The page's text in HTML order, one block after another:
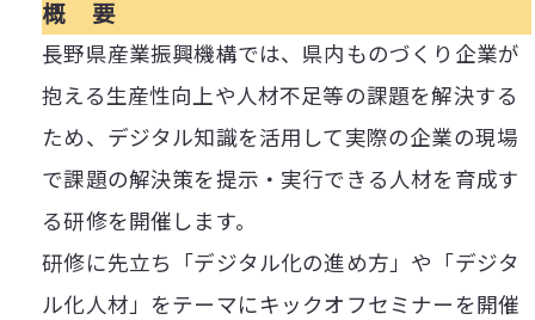
概 要
長野県産業振興機構では、県内ものづくり企業が
抱える生産性向上や人材不足等の課題を解決する
ため、デジタル知識を活用して実際の企業の現場
で課題の解決策を提示・実行できる人材を育成す
る研修を開催します。
研修に先立ち「デジタル化の進め方」や「デジタ
ル化人材」をテーマにキックオフセミナーを開催